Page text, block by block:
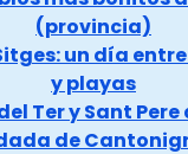
(provincia)
un día
y playas
Ter y Sant Pere
de